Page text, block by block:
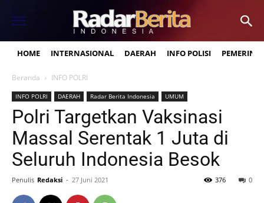
HOME INTERNASIONAL DAERAH INFO POLISI
Beranda INFO POLRI
INFO POLRI DAERAH Radar Berita Indonesia UMUM
Polri Targetkan Vaksinasi
Massal Serentak 1 Juta di
Seluruh Indonesia Besok
Penulis Redaksi - 27 Juni 2021 0
376